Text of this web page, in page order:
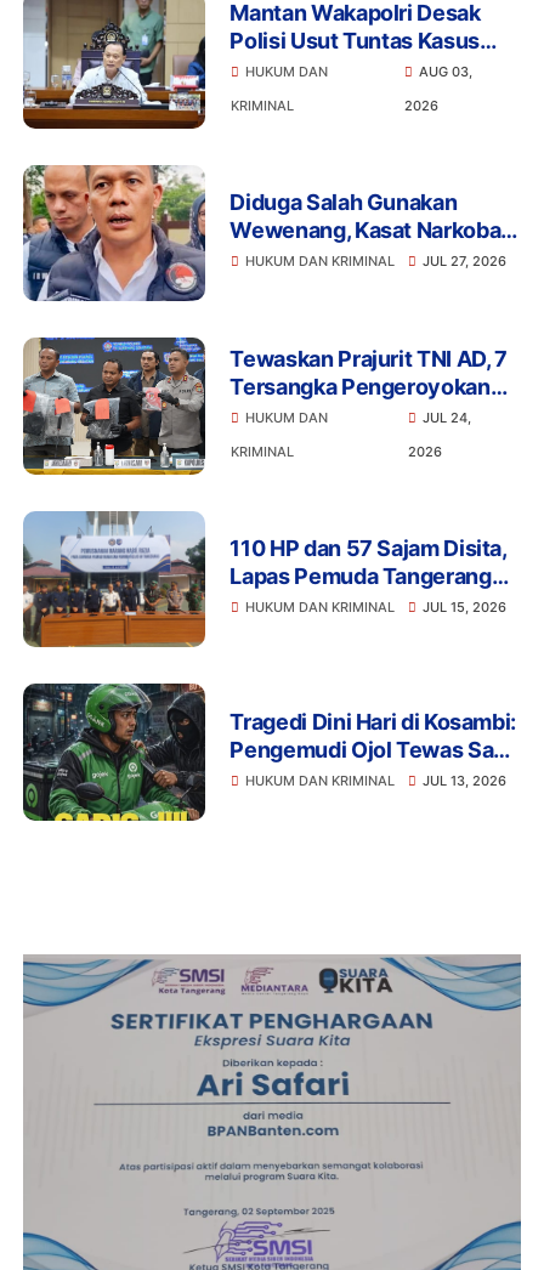
Mantan Wakapolri Desak
Polisi Usut Tuntas Kasus
Bigmo Ajak Anak di Bawah
Umur Promosikan Vape
HUKUM DAN
KRIMINAL
AUG 03,
2026
Diduga Salah Gunakan
Wewenang, Kasat Narkoba
Polres Tangsel dan 6
HUKUM DAN KRIMINAL JUL 27, 2026
Tewaskan Prajurit TNI AD, 7
Tersangka Pengeroyokan
Terancam Penjara Seumur
Hidup
HUKUM DAN
KRIMINAL
JUL 24,
2026
110 HP dan 57 Sajam Disita,
Lapas Pemuda Tangerang
Perketat Pengawasan
HUKUM DAN KRIMINAL JUL 15, 2026
Tragedi Dini Hari di Kosambi:
Pengemudi Ojol Tewas Saat
Istirahat, Motor dan HP Raib
HUKUM DAN KRIMINAL JUL 13, 2026